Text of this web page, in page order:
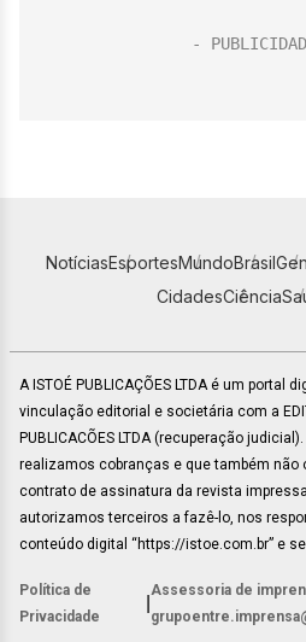
NotíciasEsportesMundoBrasil
CidadesCiência
A ISTOÉ PUBLICAÇÕES LTDA é um portal
vinculação editorial e societária com a
PUBLICACÕES LTDA (recuperação
realizamos cobranças e que também
contrato de assinatura da revista
autorizamos terceiros a fazê-lo, nos
conteúdo digital “https://istoe.com.br” e
Política de
Privacidade
Assessoria de